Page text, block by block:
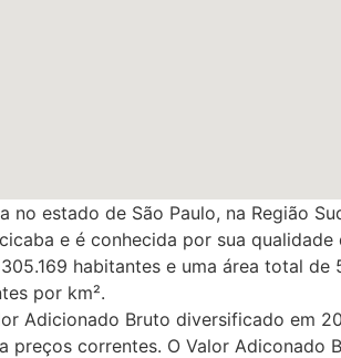
no estado de São Paulo, na Região
e é conhecida por sua
habitantes e uma área total de
por km².
Adicionado Bruto diversificado em
preços correntes. O Valor Adiconado